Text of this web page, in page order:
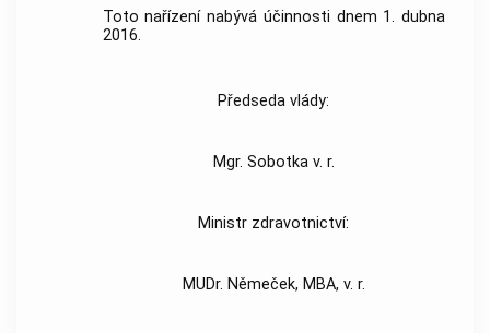
Toto nařízení nabývá účinnosti dnem 1. dubna
2016.
Předseda vlády:
Mgr. Sobotka v. r.
Ministr zdravotnictví:
MUDr. Němeček, MBA, v. r.